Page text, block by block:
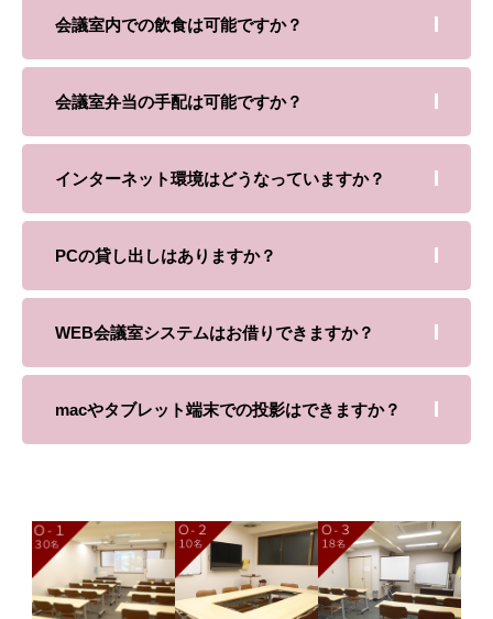
会議室内での飲食は可能ですか？
会議室弁当の手配は可能ですか？
インターネット環境はどうなっていますか？
PCの貸し出しはありますか？
WEB会議室システムはお借りできますか？
macやタブレット端末での投影はできますか？